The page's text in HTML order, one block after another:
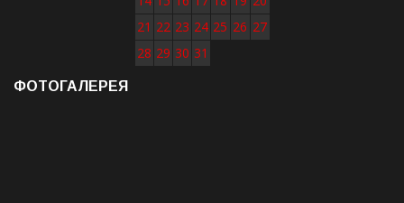
21 22 23 24 25 26 27
28 29 30 31
ФОТОГАЛЕРЕЯ